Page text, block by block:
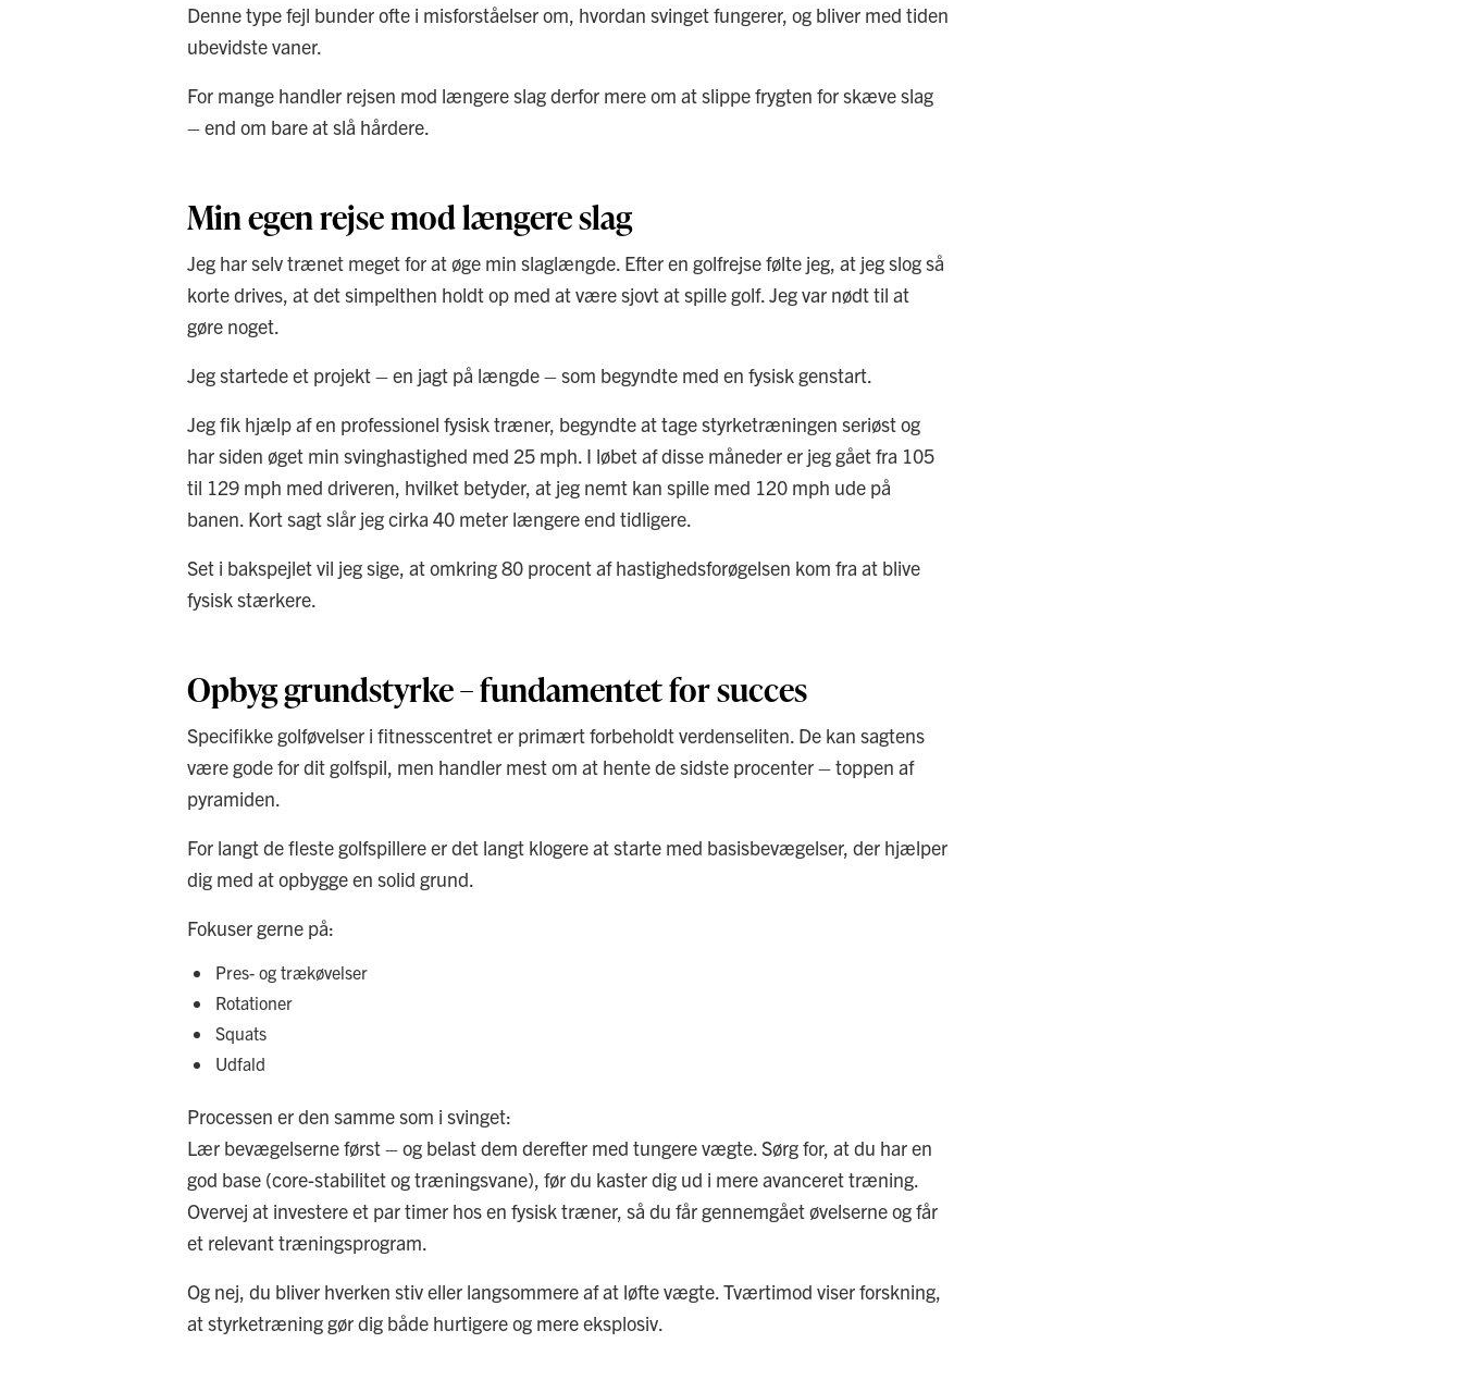
Denne type fejl bunder ofte i misforståelser om, hvordan svinget fungerer, og bliver med tiden
ubevidste vaner.
For mange handler rejsen mod længere slag derfor mere om at slippe frygten for skæve slag
– end om bare at slå hårdere.
Min egen rejse mod længere slag
Jeg har selv trænet meget for at øge min slaglængde. Efter en golfrejse følte jeg, at jeg slog så
korte drives, at det simpelthen holdt op med at være sjovt at spille golf. Jeg var nødt til at
gøre noget.
Jeg startede et projekt – en jagt på længde – som begyndte med en fysisk genstart.
Jeg fik hjælp af en professionel fysisk træner, begyndte at tage styrketræningen seriøst og
har siden øget min svinghastighed med 25 mph. I løbet af disse måneder er jeg gået fra 105
til 129 mph med driveren, hvilket betyder, at jeg nemt kan spille med 120 mph ude på
banen. Kort sagt slår jeg cirka 40 meter længere end tidligere.
Set i bakspejlet vil jeg sige, at omkring 80 procent af hastighedsforøgelsen kom fra at blive
fysisk stærkere.
Opbyg grundstyrke – fundamentet for succes
Specifikke golføvelser i fitnesscentret er primært forbeholdt verdenseliten. De kan sagtens
være gode for dit golfspil, men handler mest om at hente de sidste procenter – toppen af
pyramiden.
For langt de fleste golfspillere er det langt klogere at starte med basisbevægelser, der hjælper
dig med at opbygge en solid grund.
Fokuser gerne på:
Pres- og trækøvelser
Rotationer
Squats
Udfald
Processen er den samme som i svinget:
Lær bevægelserne først – og belast dem derefter med tungere vægte. Sørg for, at du har en
god base (core-stabilitet og træningsvane), før du kaster dig ud i mere avanceret træning.
Overvej at investere et par timer hos en fysisk træner, så du får gennemgået øvelserne og får
et relevant træningsprogram.
Og nej, du bliver hverken stiv eller langsommere af at løfte vægte. Tværtimod viser forskning,
at styrketræning gør dig både hurtigere og mere eksplosiv.